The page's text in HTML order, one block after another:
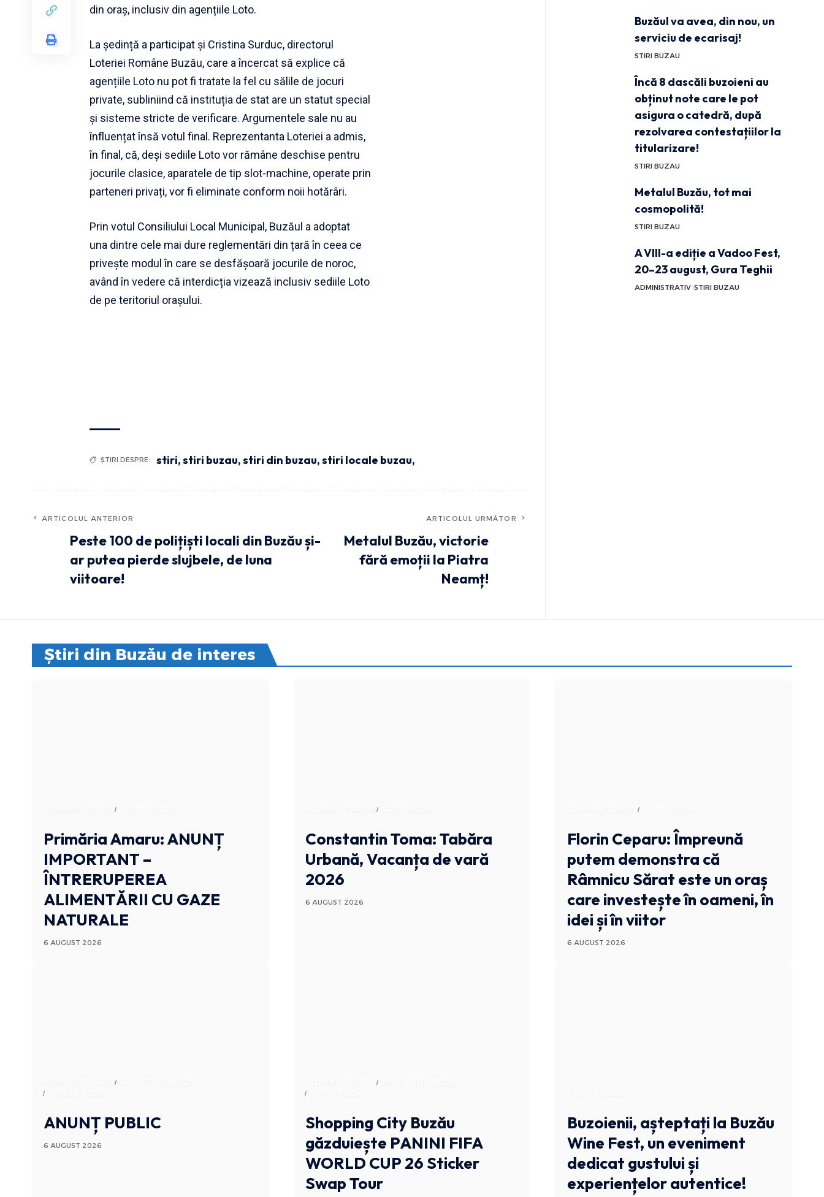
din oraș, inclusiv din agențiile Loto.
La ședință a participat și Cristina Surduc, directorul
Loteriei Române Buzău, care a încercat să explice că
agențiile Loto nu pot fi tratate la fel cu sălile de jocuri
private, subliniind că instituția de stat are un statut special
și sisteme stricte de verificare. Argumentele sale nu au
înfluențat însă votul final. Reprezentanta Loteriei a admis,
în final, că, deși sediile Loto vor rămâne deschise pentru
jocurile clasice, aparatele de tip slot-machine, operate prin
parteneri privați, vor fi eliminate conform noii hotărâri.
Prin votul Consiliului Local Municipal, Buzăul a adoptat
una dintre cele mai dure reglementări din țară în ceea ce
privește modul în care se desfășoară jocurile de noroc,
având în vedere că interdicția vizează inclusiv sediile Loto
de pe teritoriul orașului.
ȘTIRI DESPRE: stiri,stiri buzau,stiri din buzau,stiri locale buzau,
ARTICOLUL ANTERIOR
Peste 100 de polițiști locali din Buzău și-
ar putea pierde slujbele, de luna
viitoare!
ARTICOLUL URMĂTOR
Metalul Buzău, victorie
fără emoții la Piatra
Neamț!
Buzăul va avea, din nou, un
serviciu de ecarisaj!
STIRI BUZAU
Încă 8 dascăli buzoieni au
obținut note care le pot
asigura o catedră, după
rezolvarea contestațiilor la
titularizare!
STIRI BUZAU
Metalul Buzău, tot mai
cosmopolită!
STIRI BUZAU
A VIII-a ediție a Vadoo Fest,
20–23 august, Gura Teghii
ADMINISTRATIV STIRI BUZAU
Știri din Buzău de interes
ADMINISTRATIV
Primăria Amaru: ANUNȚ
IMPORTANT –
ÎNTRERUPEREA
ALIMENTĂRII CU GAZE
NATURALE
6 AUGUST 2026
ADMINISTRATIV
Constantin Toma: Tabăra
Urbană, Vacanța de vară
2026
6 AUGUST 2026
ADMINISTRATIV
Florin Ceparu: Împreună
putem demonstra că
Râmnicu Sărat este un oraș
care investește în oameni, în
idei și în viitor
6 AUGUST 2026
ADMINISTRATIV
ANUNȚ PUBLIC
6 AUGUST 2026
ADMINISTRATIV
Shopping City Buzău
găzduiește PANINI FIFA
WORLD CUP 26 Sticker
Swap Tour
Buzoienii, așteptați la Buzău
Wine Fest, un eveniment
dedicat gustului și
experiențelor autentice!